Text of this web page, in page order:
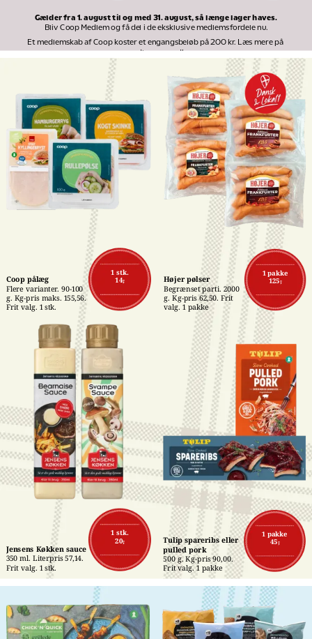
Gælder fra 1. august til og med 31. august, så længe lager haves.
Bliv Coop Medlem og få del i de eksklusive medlemsfordele nu.
Et medlemskab af Coop koster et engangsbeløb på 200 kr. Læs mere på
medlem.coop.dk
1 stk.
14,-
Coop pålæg
Flere varianter. 90-100
g. Kg-pris maks. 155,56.
Frit valg. 1 stk.
1 pakke
125,-
Højer pølser
Begrænset parti. 2000
g. Kg-pris 62,50. Frit
valg. 1 pakke
1 stk.
20,-
Jensens Køkken sauce
350 ml. Literpris 57,14.
Frit valg. 1 stk.
1 pakke
45,-
Tulip spareribs eller
pulled pork
500 g. Kg-pris 90,00.
Frit valg. 1 pakke